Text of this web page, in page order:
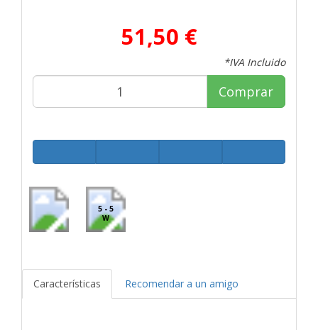
51,50 €
*IVA Incluido
Comprar
5 - 5
W
Características Recomendar a un amigo